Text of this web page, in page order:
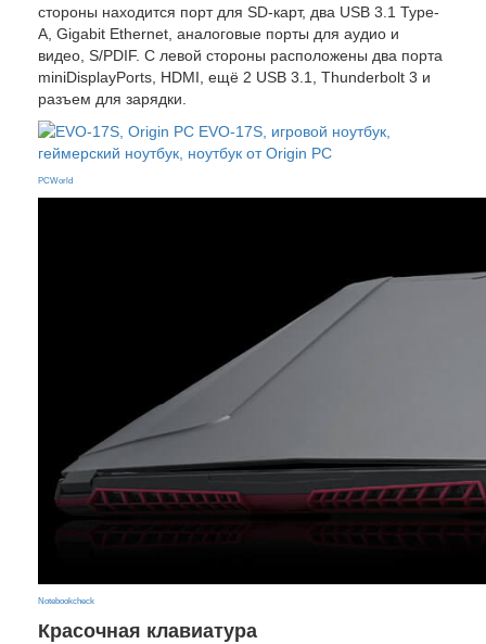
стороны находится порт для SD-карт, два USB 3.1 Type-
A, Gigabit Ethernet, аналоговые порты для аудио и
видео, S/PDIF. С левой стороны расположены два порта
miniDisplayPorts, HDMI, ещё 2 USB 3.1, Thunderbolt 3 и
разъем для зарядки.
PCWorld
Notebookcheck
Красочная клавиатура